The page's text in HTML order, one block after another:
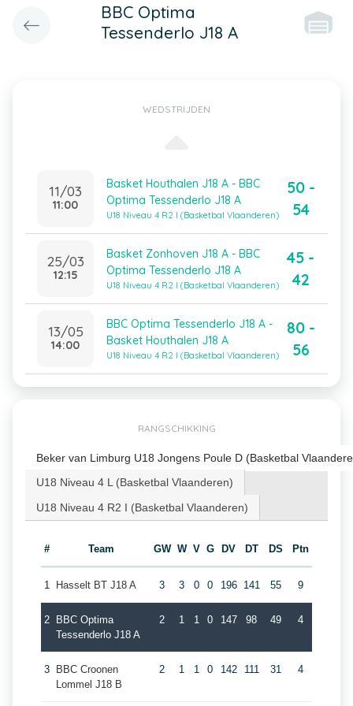
BBC Optima
Tessenderlo J18 A
WEDSTRIJDEN
11/03
11:00
Basket Houthalen J18 A - BBC
Optima Tessenderlo J18 A
U18 Niveau 4 R2 I (Basketbal Vlaanderen)
50 -
54
25/03
12:15
Basket Zonhoven J18 A - BBC
Optima Tessenderlo J18 A
U18 Niveau 4 R2 I (Basketbal Vlaanderen)
45 -
42
13/05
14:00
BBC Optima Tessenderlo J18 A -
Basket Houthalen J18 A
U18 Niveau 4 R2 I (Basketbal Vlaanderen)
80 -
56
RANGSCHIKKING
Beker van Limburg U18 Jongens Poule D (Basketbal
U18 Niveau 4 L (Basketbal Vlaanderen)
U18 Niveau 4 R2 I (Basketbal Vlaanderen)
# Team GW W V G DV DT DS Ptn
1 Hasselt BT J18 A 3 3 0 0 196 141 55 9
2
BBC Optima
Tessenderlo J18 A
2 1 1 0 147 98 49 4
3
BBC Croonen
Lommel J18 B
2 1 1 0 142 111 31 4